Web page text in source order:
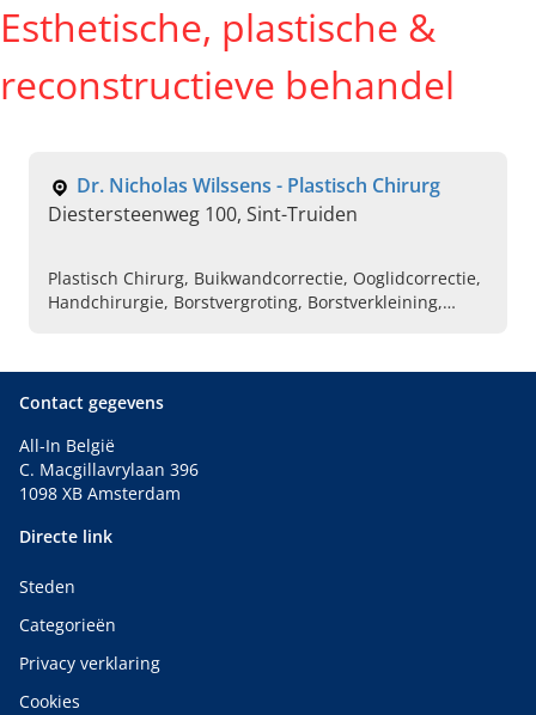
Esthetische, plastische &
reconstructieve behandel
Dr. Nicholas Wilssens - Plastisch Chirurg
Diestersteenweg 100, Sint-Truiden
Plastisch Chirurg, Buikwandcorrectie, Ooglidcorrectie,
Handchirurgie, Borstvergroting, Borstverkleining,
Contact gegevens
All-In België
C. Macgillavrylaan 396
1098 XB Amsterdam
Directe link
Steden
Categorieën
Privacy verklaring
Cookies